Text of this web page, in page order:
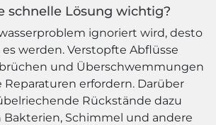
schnelle Lösung wichtig?
ignoriert wird, desto
werden. Verstopfte Abflüsse
und Überschwemmungen
erfordern. Darüber
Rückstände dazu
Bakterien, Schimmel und andere